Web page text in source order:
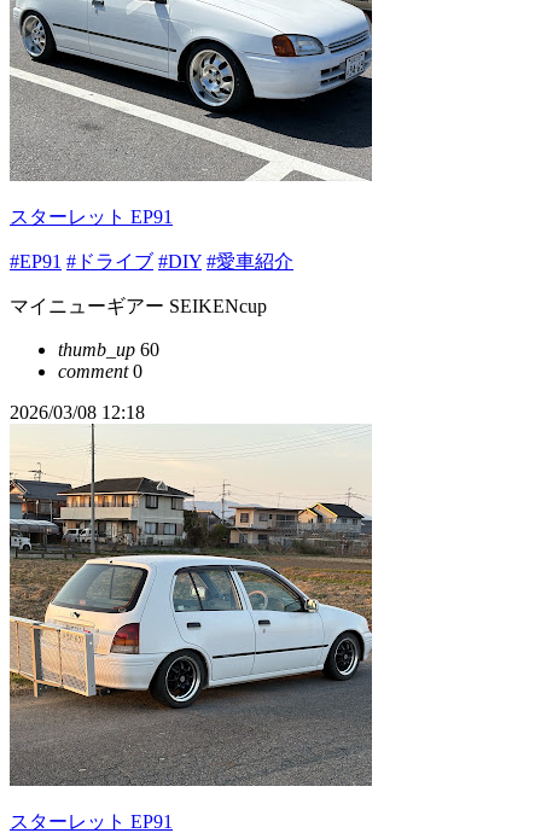
スターレット EP91
#EP91 #ドライブ #DIY #愛車紹介
マイニューギアー SEIKENcup
thumb_up 60
comment0
2026/03/08 12:18
スターレット EP91